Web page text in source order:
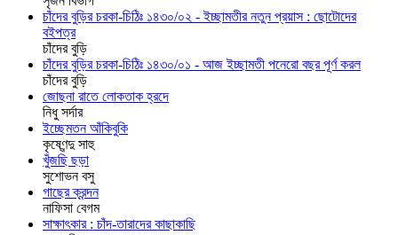
চাঁদের বুড়ির চরকা-চিঠিঃ ১৪৩০/০২ - ইচ্ছামতীর নতুন প্রয়াস : ছোটোদের
বইপত্র
চাঁদের বুড়ি
চাঁদের বুড়ির চরকা-চিঠিঃ ১৪৩০/০১ - আজ ইচ্ছামতী পনেরো বছর পূর্ণ করল
চাঁদের বুড়ি
জোছনা রাতে লোকতাক হ্রদে
নিধু সর্দার
ইচ্ছেমতন আঁকিবুকি
কৃষ্ণেন্দু সাহু
খুঁজছি ছড়া
সুশোভন বসু
গাছের ক্রন্দন
নাফিসা বেগম
সাক্ষাৎকার : চাঁদ-তারাদের কাছাকাছি